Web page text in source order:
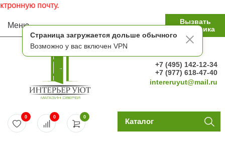
Страница загружается дольше обычного
Возможно у вас включен VPN
почту.
Меню
Вызвать
замерщика
+7 (495) 142-12-34
+7 (977) 618-47-40
intereruyut@mail.ru
0
0 0 Каталог